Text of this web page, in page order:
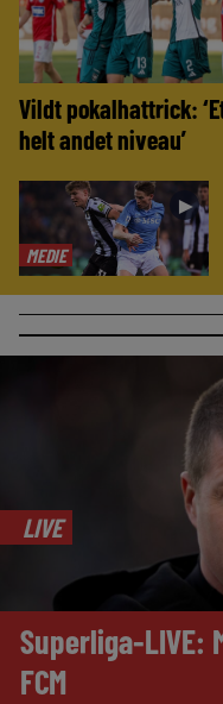
Vildt pokalhattrick:
helt andet niveau’
//
MEDIE
►
LIVE
Superliga-LIVE:
FCM